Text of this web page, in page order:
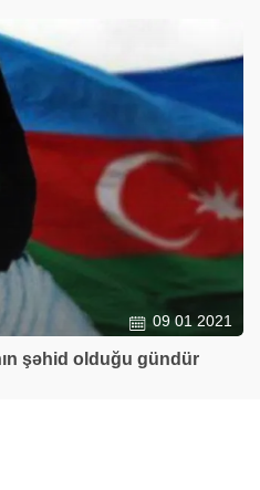
09 01 2021
şəhid olduğu gündür